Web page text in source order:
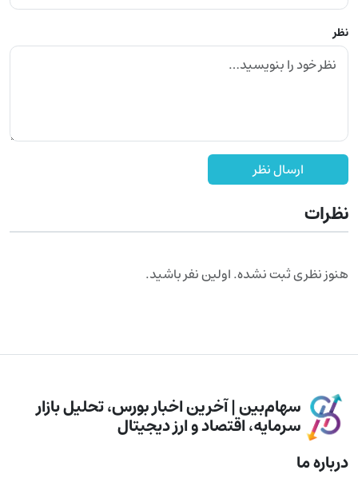
نظر
ارسال نظر
نظرات
هنوز نظری ثبت نشده. اولین نفر باشید.
سهام‌بین | آخرین اخبار بورس، تحلیل بازار
سرمایه، اقتصاد و ارز دیجیتال
درباره ما